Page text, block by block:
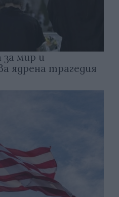
мир и
ядрена трагедия